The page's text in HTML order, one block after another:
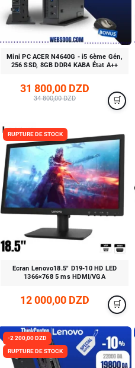
Mini PC ACER N4640G - i5 6ème Gén,
256 SSD, 8GB DDR4 KABA État A++
31 800,00 DZD
34 800,00 DZD
RUPTURE DE STOCK
Ecran Lenovo18.5" D19-10 HD LED
1366×768 5 ms HDMI/VGA
12 000,00 DZD
-2 200,00 DZD
RUPTURE DE STOCK